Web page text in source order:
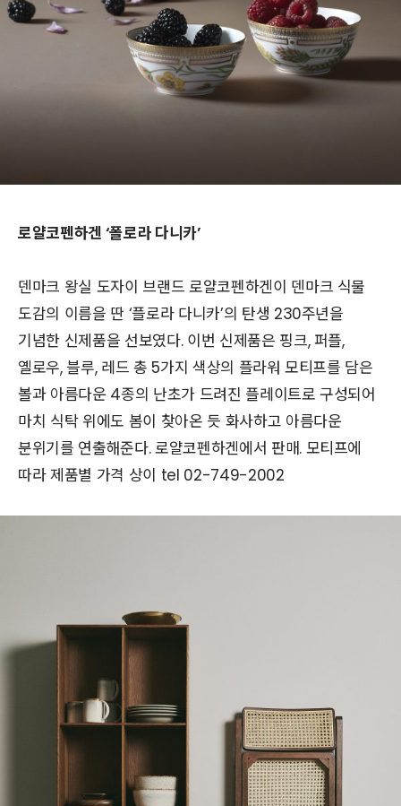
로얄코펜하겐 ‘폴로라 다니카’
덴마크 왕실 도자이 브랜드 로얄코펜하겐이 덴마크 식물
도감의 이름을 딴 ‘플로라 다니카’의 탄생 230주년을
기념한 신제품을 선보였다. 이번 신제품은 핑크, 퍼플,
옐로우, 블루, 레드 총 5가지 색상의 플라워 모티프를 담은
볼과 아름다운 4종의 난초가 드려진 플레이트로 구성되어
마치 식탁 위에도 봄이 찾아온 듯 화사하고 아름다운
분위기를 연출해준다. 로얄코펜하겐에서 판매. 모티프에
따라 제품별 가격 상이 tel 02-749-2002